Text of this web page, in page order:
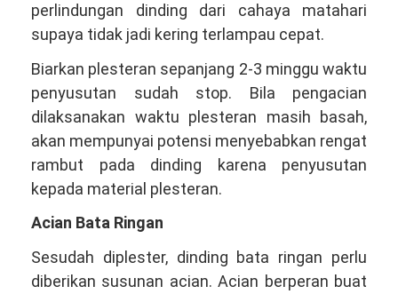
perlindungan dinding dari cahaya matahari
supaya tidak jadi kering terlampau cepat.
Biarkan plesteran sepanjang 2-3 minggu waktu
penyusutan sudah stop. Bila pengacian
dilaksanakan waktu plesteran masih basah,
akan mempunyai potensi menyebabkan rengat
rambut pada dinding karena penyusutan
kepada material plesteran.
Acian Bata Ringan
Sesudah diplester, dinding bata ringan perlu
diberikan susunan acian. Acian berperan buat